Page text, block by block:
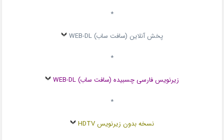
*
پخش آنلاین (سافت ساب) WEB-DL
*
زیرنویس فارسی چسبیده (سافت ساب) WEB-DL
*
نسخه بدون زیرنویس HDTV